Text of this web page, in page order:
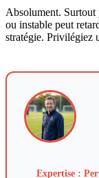
Absolument. Surtout
ou instable peut
stratégie. Privilégiez
Expertise :